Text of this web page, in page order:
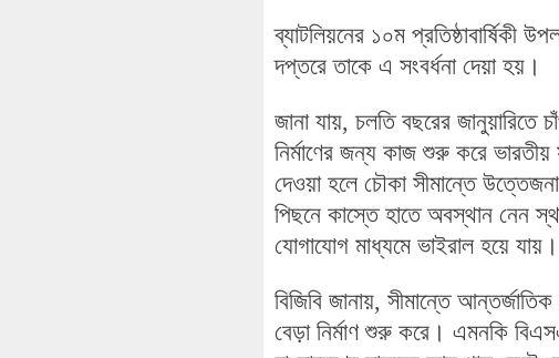
ব্যাটলিয়নের ১০ম প্রতিষ্ঠাবার্ষিকী
দপ্তরে তাকে এ সংবর্ধনা দেয়া হয়।
জানা যায়, চলতি বছরের জানুয়ারিতে
নির্মাণের জন্য কাজ শুরু করে ভারতীয়
দেওয়া হলে চৌকা সীমান্তে
পিছনে কাস্তে হাতে অবস্থান নেন
যোগাযোগ মাধ্যমে ভাইরাল হয়ে যায়।
বিজিবি জানায়, সীমান্তে
বেড়া নির্মাণ শুরু করে। এমনকি